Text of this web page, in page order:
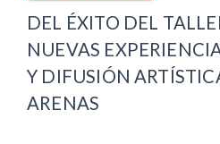
DEL ÉXITO DEL
NUEVAS
Y DIFUSIÓN
ARENAS